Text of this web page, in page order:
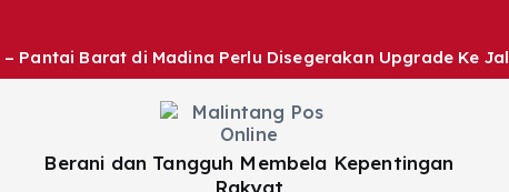
Pantai Barat di Madina Perlu Disegerakan Upgrade Ke
Berani dan Tangguh Membela Kepentingan
Rakyat